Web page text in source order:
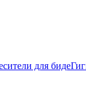
для биде